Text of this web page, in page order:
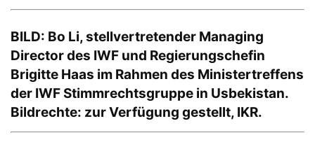
BILD: Bo Li, stellvertretender Managing
Director des IWF und Regierungschefin
Brigitte Haas im Rahmen des Ministertreffens
der IWF Stimmrechtsgruppe in Usbekistan.
Bildrechte: zur Verfügung gestellt, IKR.